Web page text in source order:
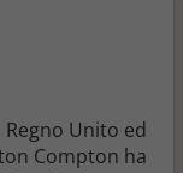
Unito ed
Compton ha